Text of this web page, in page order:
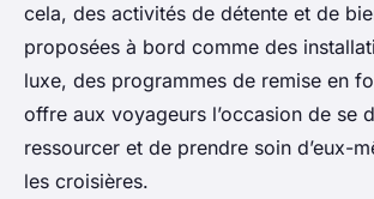
cela, des activités de détente et de
proposées à bord comme des
luxe, des programmes de remise en
offre aux voyageurs l’occasion de se
ressourcer et de prendre soin d’eux-
les croisières.